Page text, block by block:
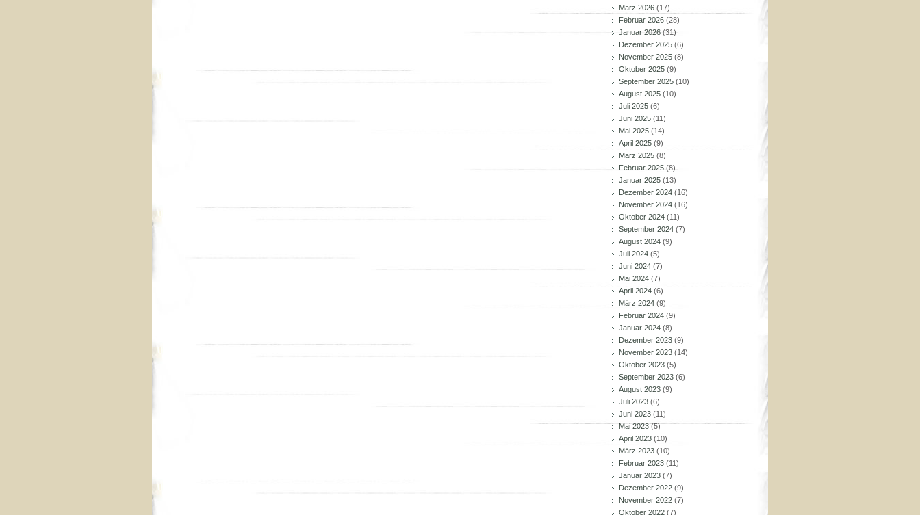
März 2026 (17)
Februar 2026 (28)
Januar 2026 (31)
Dezember 2025 (6)
November 2025 (8)
Oktober 2025 (9)
September 2025 (10)
August 2025 (10)
Juli 2025 (6)
Juni 2025 (11)
Mai 2025 (14)
April 2025 (9)
März 2025 (8)
Februar 2025 (8)
Januar 2025 (13)
Dezember 2024 (16)
November 2024 (16)
Oktober 2024 (11)
September 2024 (7)
August 2024 (9)
Juli 2024 (5)
Juni 2024 (7)
Mai 2024 (7)
April 2024 (6)
März 2024 (9)
Februar 2024 (9)
Januar 2024 (8)
Dezember 2023 (9)
November 2023 (14)
Oktober 2023 (5)
September 2023 (6)
August 2023 (9)
Juli 2023 (6)
Juni 2023 (11)
Mai 2023(5)
April 2023 (10)
März 2023 (10)
Februar 2023 (11)
Januar 2023 (7)
Dezember 2022 (9)
November 2022 (7)
Oktober 2022 (7)